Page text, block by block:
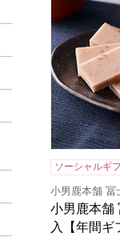
ソーシャルギ
小男鹿本舗 冨
小男鹿本舗
入【年間ギ